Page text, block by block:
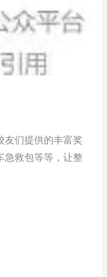
友们提供的丰富奖
急救包等等，让整